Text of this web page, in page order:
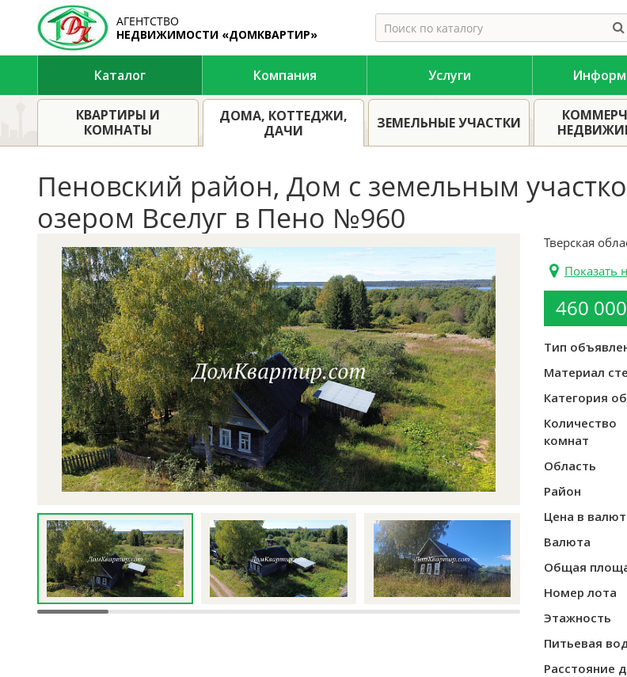
АГЕНТСТВО
НЕДВИЖИМОСТИ «ДОМКВАРТИР»
Каталог Компания Услуги
Предложения Купить дом в тверской и псковской областях Купить дом в деревне тверской
КВАРТИРЫ И
КОМНАТЫ
ДОМА, КОТТЕДЖИ,
ДАЧИ
ЗЕМЕЛЬНЫЕ УЧАСТКИ
Пеновский район, Дом с земельным
озером Вселуг в Пено №960
Тверская
Показать
460 000
Тип
Материал
Категория
Количество
комнат
Область
Район
Цена в
Валюта
Общая
Номер лота
Этажность
Питьевая
Расстояние